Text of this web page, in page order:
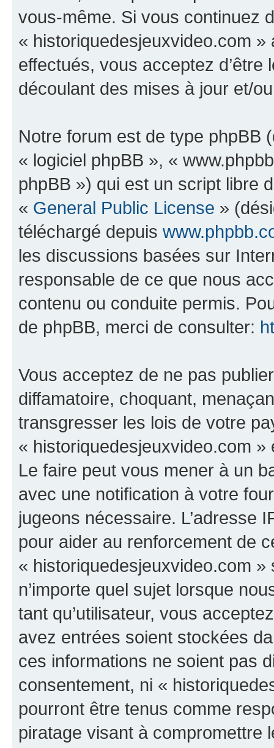
vous-même. Si vous continuez
« historiquedesjeuxvideo.com
effectués, vous acceptez
découlant des mises à jour et/
Notre forum est de type phpBB
« logiciel phpBB », «
phpBB ») qui est un script libre
« General Public License »
téléchargé depuis
les discussions basées sur
responsable de ce que nous
contenu ou conduite permis.
de phpBB, merci de consulter:
Vous acceptez de ne pas
diffamatoire, choquant,
transgresser les lois de votre
« historiquedesjeuxvideo.com
Le faire peut vous mener à un
avec une notification à votre
jugeons nécessaire. L’adresse
pour aider au renforcement de
« historiquedesjeuxvideo.com
n’importe quel sujet lorsque
tant qu’utilisateur, vous
avez entrées soient stockées
ces informations ne soient pas
consentement, ni «
pourront être tenus comme
piratage visant à compromettre